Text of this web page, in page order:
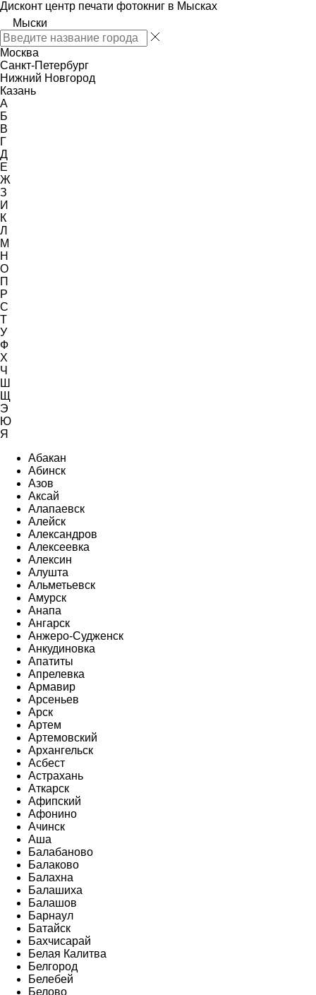
Дисконт центр печати фотокниг в Мысках
Мыски
Москва
Санкт-Петербург
Нижний Новгород
Казань
А
Б
В
Г
Д
Е
Ж
З
И
К
Л
М
Н
О
П
Р
С
Т
У
Ф
Х
Ч
Ш
Щ
Э
Ю
Я
Абакан
Абинск
Азов
Аксай
Алапаевск
Алейск
Александров
Алексеевка
Алексин
Алушта
Альметьевск
Амурск
Анапа
Ангарск
Анжеро-Судженск
Анкудиновка
Апатиты
Апрелевка
Армавир
Арсеньев
Арск
Артем
Артемовский
Архангельск
Асбест
Астрахань
Аткарск
Афипский
Афонино
Ачинск
Аша
Балабаново
Балаково
Балахна
Балашиха
Балашов
Барнаул
Батайск
Бахчисарай
Белая Калитва
Белгород
Белебей
Белово